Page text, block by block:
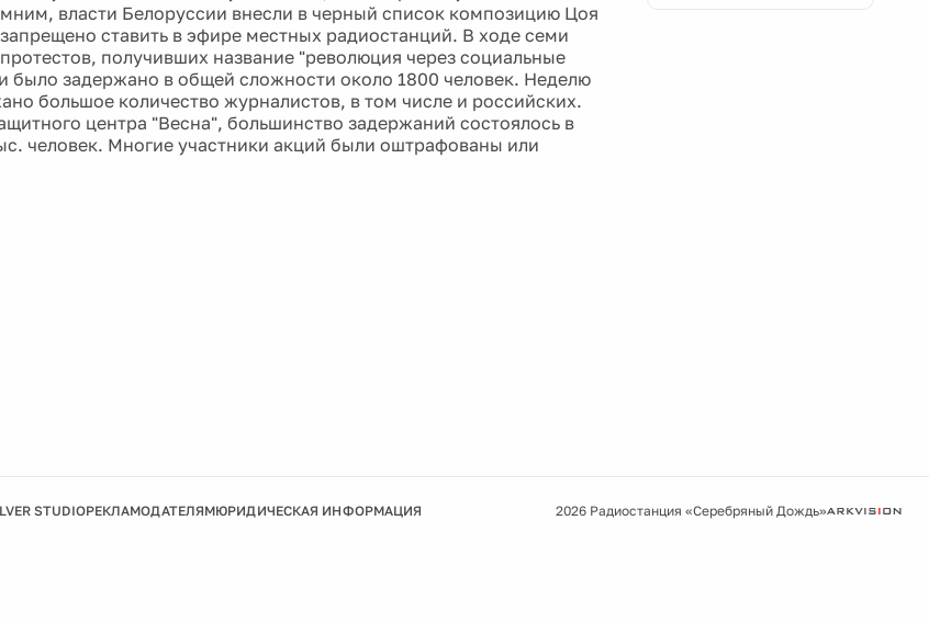
власти Белоруссии внесли в черный список композицию Цоя
ставить в эфире местных радиостанций. В ходе семи
получивших название "революция через социальные
было задержано в общей сложности около 1800 человек. Неделю
большое количество журналистов, в том числе и российских.
центра "Весна", большинство задержаний состоялось в
человек. Многие участники акций были оштрафованы или
STUDIOРЕКЛАМОДАТЕЛЯМЮРИДИЧЕСКАЯ ИНФОРМАЦИЯ 2026 Радиостанция «Серебряный Дождь»